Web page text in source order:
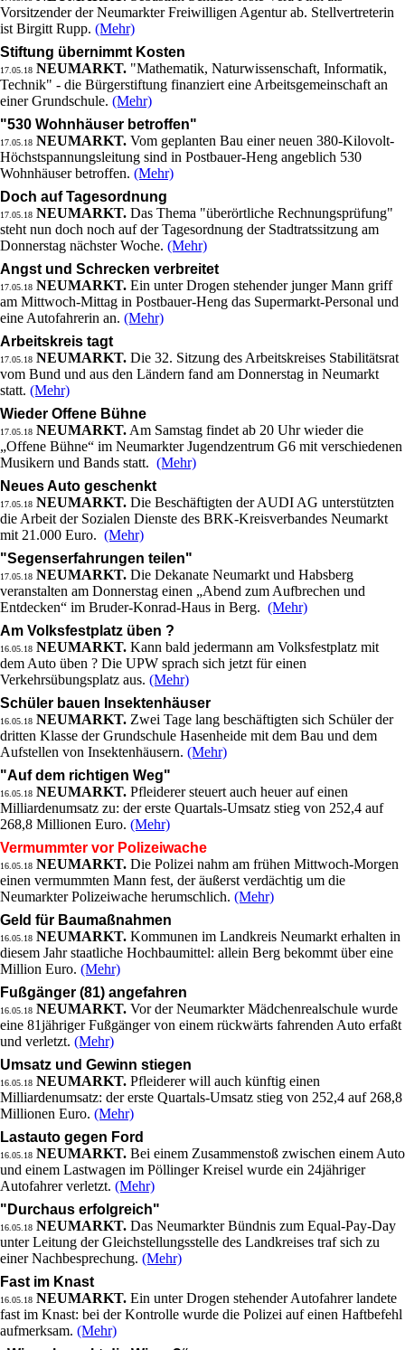
Vorsitzender der Neumarkter Freiwilligen Agentur ab. Stellvertreterin
ist Birgitt Rupp. (Mehr)
Stiftung übernimmt Kosten
17.05.18 NEUMARKT. "Mathematik, Naturwissenschaft, Informatik,
Technik" - die Bürgerstiftung finanziert eine Arbeitsgemeinschaft an
einer Grundschule. (Mehr)
"530 Wohnhäuser betroffen"
17.05.18 NEUMARKT. Vom geplanten Bau einer neuen 380-Kilovolt-
Höchstspannungsleitung sind in Postbauer-Heng angeblich 530
Wohnhäuser betroffen. (Mehr)
Doch auf Tagesordnung
17.05.18 NEUMARKT. Das Thema "überörtliche Rechnungsprüfung"
steht nun doch noch auf der Tagesordnung der Stadtratssitzung am
Donnerstag nächster Woche. (Mehr)
Angst und Schrecken verbreitet
17.05.18 NEUMARKT. Ein unter Drogen stehender junger Mann griff
am Mittwoch-Mittag in Postbauer-Heng das Supermarkt-Personal und
eine Autofahrerin an. (Mehr)
Arbeitskreis tagt
17.05.18 NEUMARKT. Die 32. Sitzung des Arbeitskreises Stabilitätsrat
vom Bund und aus den Ländern fand am Donnerstag in Neumarkt
statt. (Mehr)
Wieder Offene Bühne
17.05.18 NEUMARKT. Am Samstag findet ab 20 Uhr wieder die
„Offene Bühne“ im Neumarkter Jugendzentrum G6 mit verschiedenen
Musikern und Bands statt. (Mehr)
Neues Auto geschenkt
17.05.18 NEUMARKT. Die Beschäftigten der AUDI AG unterstützten
die Arbeit der Sozialen Dienste des BRK-Kreisverbandes Neumarkt
mit 21.000 Euro. (Mehr)
"Segenserfahrungen teilen"
17.05.18 NEUMARKT. Die Dekanate Neumarkt und Habsberg
veranstalten am Donnerstag einen „Abend zum Aufbrechen und
Entdecken“ im Bruder-Konrad-Haus in Berg. (Mehr)
Am Volksfestplatz üben ?
16.05.18 NEUMARKT. Kann bald jedermann am Volksfestplatz mit
dem Auto üben ? Die UPW sprach sich jetzt für einen
Verkehrsübungsplatz aus. (Mehr)
Schüler bauen Insektenhäuser
16.05.18 NEUMARKT. Zwei Tage lang beschäftigten sich Schüler der
dritten Klasse der Grundschule Hasenheide mit dem Bau und dem
Aufstellen von Insektenhäusern. (Mehr)
"Auf dem richtigen Weg"
16.05.18 NEUMARKT. Pfleiderer steuert auch heuer auf einen
Milliardenumsatz zu: der erste Quartals-Umsatz stieg von 252,4 auf
268,8 Millionen Euro. (Mehr)
Vermummter vor Polizeiwache
16.05.18 NEUMARKT. Die Polizei nahm am frühen Mittwoch-Morgen
einen vermummten Mann fest, der äußerst verdächtig um die
Neumarkter Polizeiwache herumschlich. (Mehr)
Geld für Baumaßnahmen
16.05.18 NEUMARKT. Kommunen im Landkreis Neumarkt erhalten in
diesem Jahr staatliche Hochbaumittel: allein Berg bekommt über eine
Million Euro. (Mehr)
Fußgänger (81) angefahren
16.05.18 NEUMARKT. Vor der Neumarkter Mädchenrealschule wurde
eine 81jähriger Fußgänger von einem rückwärts fahrenden Auto erfaßt
und verletzt. (Mehr)
Umsatz und Gewinn stiegen
16.05.18 NEUMARKT. Pfleiderer will auch künftig einen
Milliardenumsatz: der erste Quartals-Umsatz stieg von 252,4 auf 268,8
Millionen Euro. (Mehr)
Lastauto gegen Ford
16.05.18 NEUMARKT. Bei einem Zusammenstoß zwischen einem Auto
und einem Lastwagen im Pöllinger Kreisel wurde ein 24jähriger
Autofahrer verletzt. (Mehr)
"Durchaus erfolgreich"
16.05.18 NEUMARKT. Das Neumarkter Bündnis zum Equal-Pay-Day
unter Leitung der Gleichstellungsstelle des Landkreises traf sich zu
einer Nachbesprechung. (Mehr)
Fast im Knast
16.05.18 NEUMARKT. Ein unter Drogen stehender Autofahrer landete
fast im Knast: bei der Kontrolle wurde die Polizei auf einen Haftbefehl
aufmerksam. (Mehr)